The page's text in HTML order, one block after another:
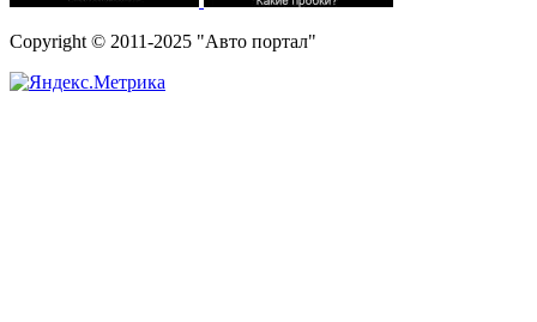
Copyright © 2011-2025 "Авто портал"